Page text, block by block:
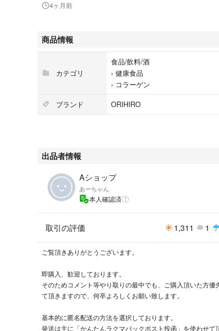
◆2026.3より自宅保管 2027.12期限
#あーちゃん日用品・サプリメント
◆喫煙者なし・ペットなし
◆即購入OK
◆他でも出品しておりますので、先に購入した方優先となり
除する事が有ります。ご了承下さい。
4ヶ月前
商品情報
カテゴリ
食品/飲料/酒
› 健康食品
› コラーゲン
ブランド
ORIHIRO
出品者情報
Aショップ
あーちゃん
本人確認済
取引の評価 1,311 1
ご覧頂きありがとうございます。
即購入、歓迎しております。
そのためコメント等やり取りの最中でも、ご購入頂いた方優
て頂きますので、何卒よろしくお願い致します。
基本的に匿名配送の方法を選択しております。
発送は主に「かんたんラクマパックポスト投函」を使わせて